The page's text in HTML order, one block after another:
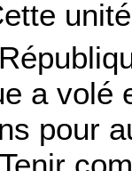
a volé
pour